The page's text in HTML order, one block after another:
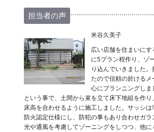
担当者の声
米谷久美子
広い店舗を住まいに
に5プラン程作り、ゾ
り込んでいきました。
たので信頼の於けるメ
心にプランニングしま
という事で、土間から束を立て床下地組を作り
床高を合わせるように施工しました。サッシは
防火認定仕様にし、防犯の事もあり合わせガラ
光や通風を考慮してゾーニングをしつつ、他に